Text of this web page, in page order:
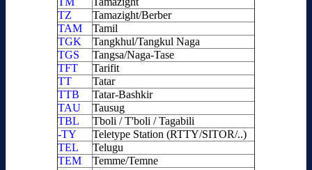
TZ
Tamazight/Berber
TAM
Tamil
TGK
Tangkhul/Tangkul Naga
TGS
Tangsa/Naga-Tase
TFT
Tarifit
TT
Tatar
TTB
Tatar-Bashkir
TAU
Tausug
TBL
Tboli / T'boli / Tagabili
-TY
Teletype Station (RTTY/SITOR/..)
TEL
Telugu
TEM
Temme/Temne